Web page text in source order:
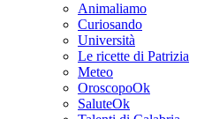
Animaliamo
Curiosando
Università
Le ricette di Patrizia
Meteo
OroscopoOk
SaluteOk